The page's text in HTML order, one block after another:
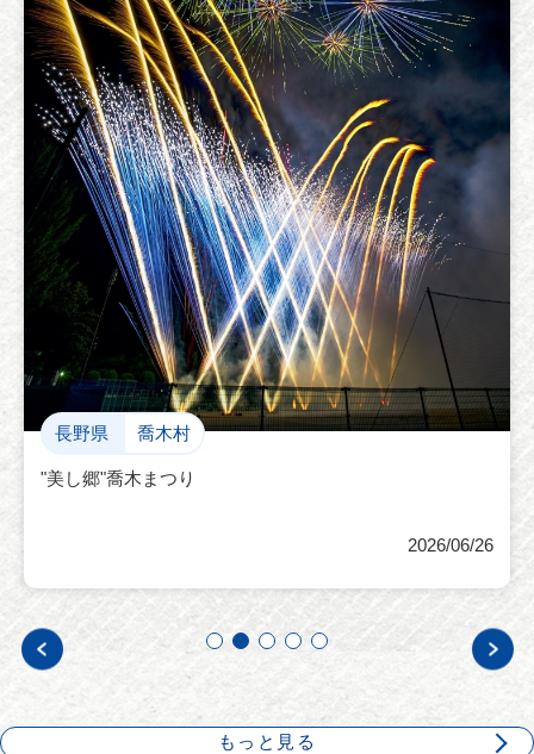
東京都 品川区
しながわクルーズ2026【7月・8月】
2026/06/26
もっと見る